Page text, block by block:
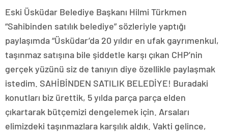
Eski Üsküdar Belediye Başkanı Hilmi Türkmen
“Sahibinden satılık belediye” sözleriyle yaptığı
paylaşımda “Üsküdar’da 20 yıldır en ufak gayrımenkul,
taşınmaz satışına bile şiddetle karşı çıkan CHP’nin
gerçek yüzünü siz de tanıyın diye özellikle paylaşmak
istedim. SAHİBİNDEN SATILIK BELEDİYE! Buradaki
konutları biz ürettik, 5 yılda parça parça elden
çıkartarak bütçemizi dengelemek için. Arsaları
elimizdeki taşınmazlara karşılık aldık. Vakti gelince,